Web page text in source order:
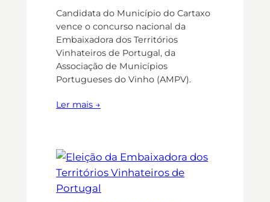
Candidata do Município do Cartaxo
vence o concurso nacional da
Embaixadora dos Territórios
Vinhateiros de Portugal, da
Associação de Municípios
Portugueses do Vinho (AMPV).
Ler mais →